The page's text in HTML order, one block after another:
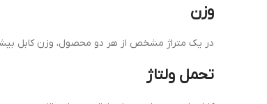
وزن
در یک متراژ مشخص از هر دو محصول، وزن کابل
تحمل ولتاژ